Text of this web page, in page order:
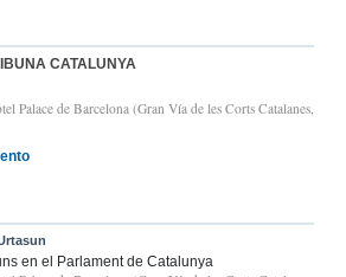
CATALUNYA
Palace de Barcelona (Gran Vía de les Corts Catalanes,
en el Parlament de Catalunya